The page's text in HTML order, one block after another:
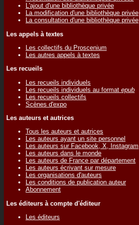
L'ajout d'une bibliothèque privée
La modification d'une bibliothèque privée
La consultation d'une bibliothèque privée
Les appels à textes
Les collectifs du Proscenium
Les autres appels à textes
Les recueils
Les recueils individuels
Les recueils individuels au format epub
Les recueils collectifs
Scènes d'expo
Les auteurs et autrices
Tous les auteurs et autrices
Les auteurs ayant un site personnel
Les auteurs sur Facebook, X, Instagram
Les auteurs dans le monde
Les auteurs de France par département
Les auteurs écrivant sur mesure
Les organisations d'auteurs
Les conditions de publication auteur
Abonnement
Les éditeurs à compte d'éditeur
Les éditeurs